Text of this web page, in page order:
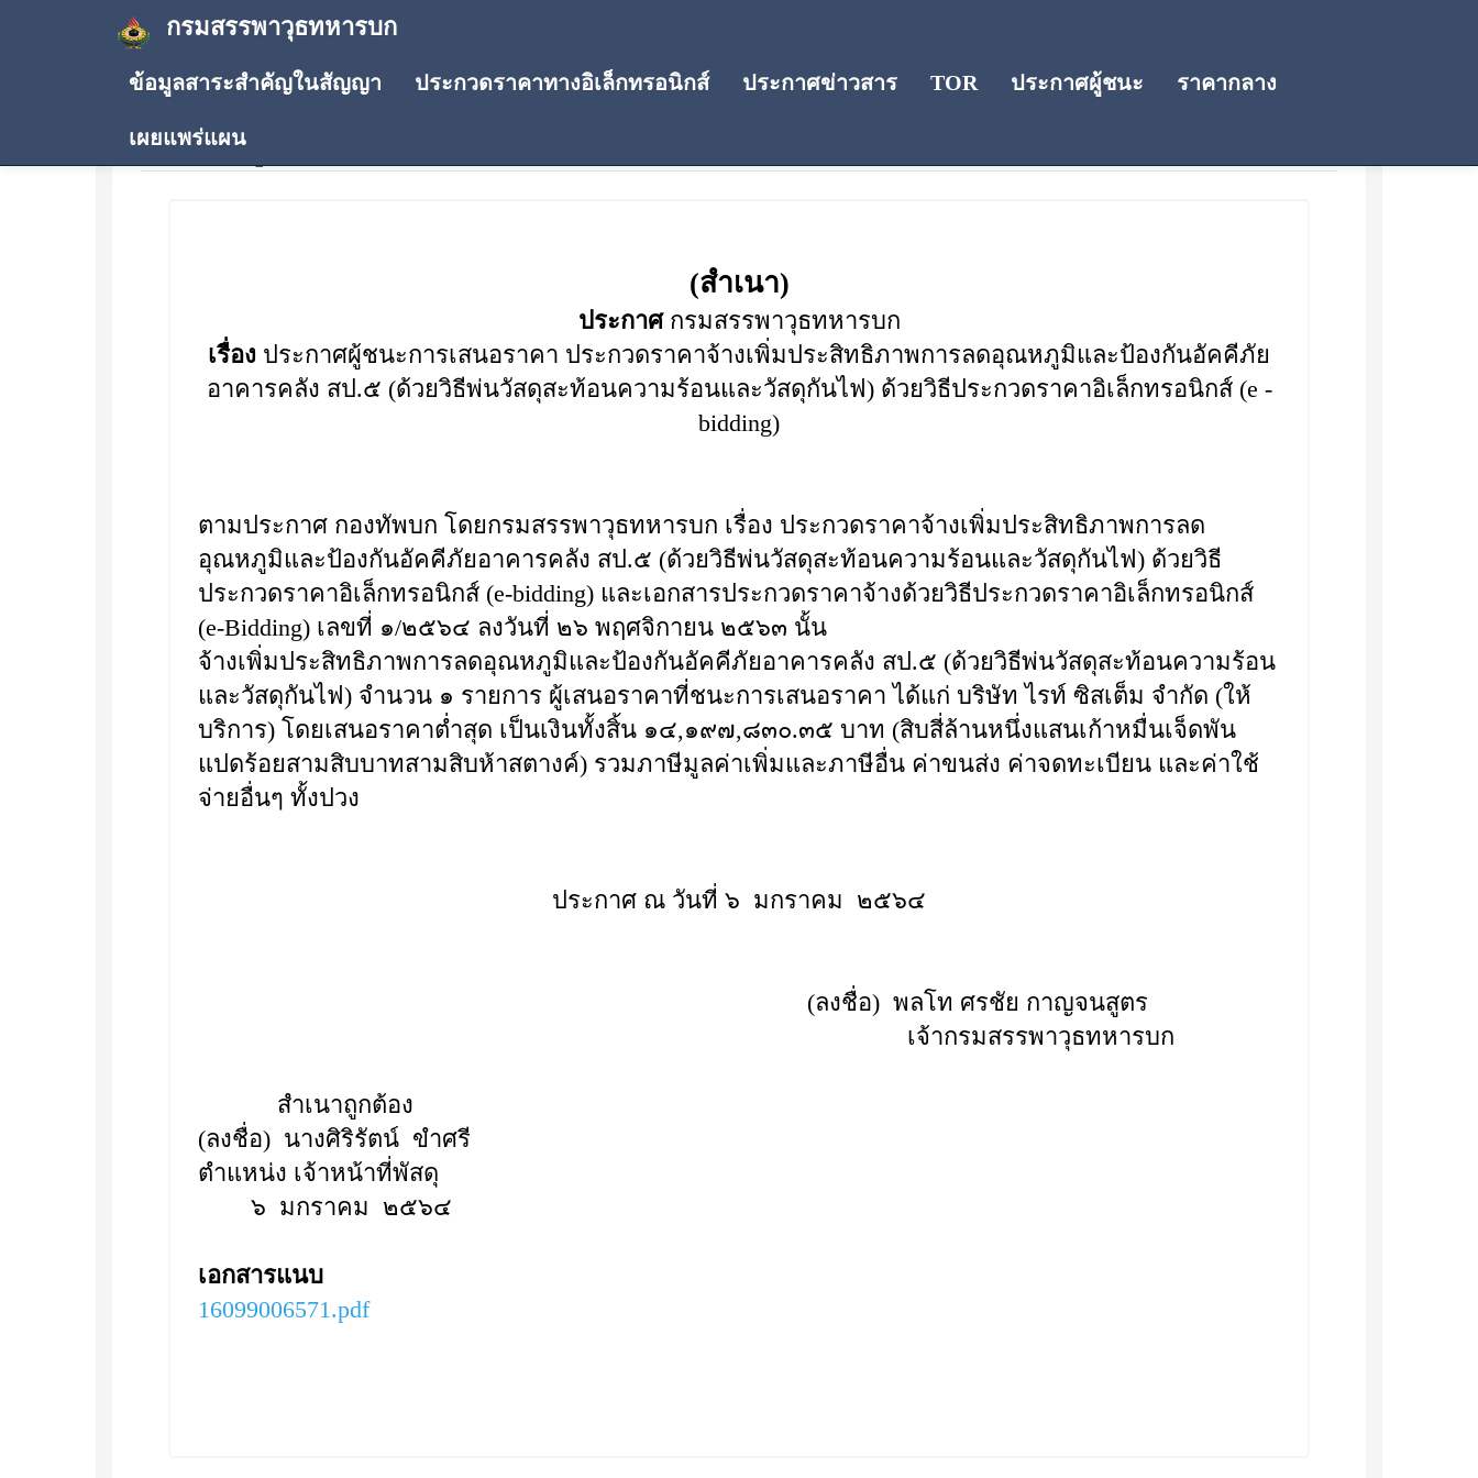
กรมสรรพาวุธทหารบก
ข้อมูลสาระสำคัญในสัญญา ประกวดราคาทางอิเล็กทรอนิกส์ ประกาศข่าวสาร TOR ประกาศผู้ชนะ ราคากลาง
เผยแพร่แผน
ประกาศผู้ชนะการเสนอราคา
(สำเนา)
ประกาศกรมสรรพาวุธทหารบก
เรื่อง ประกาศผู้ชนะการเสนอราคา ประกวดราคาจ้างเพิ่มประสิทธิภาพการลดอุณหภูมิและป้องกันอัคคีภัย
อาคารคลัง สป.๕ (ด้วยวิธีพ่นวัสดุสะท้อนความร้อนและวัสดุกันไฟ) ด้วยวิธีประกวดราคาอิเล็กทรอนิกส์ (e -
bidding)
ตามประกาศ กองทัพบก โดยกรมสรรพาวุธทหารบก เรื่อง ประกวดราคาจ้างเพิ่มประสิทธิภาพการลด
อุณหภูมิและป้องกันอัคคีภัยอาคารคลัง สป.๕ (ด้วยวิธีพ่นวัสดุสะท้อนความร้อนและวัสดุกันไฟ) ด้วยวิธี
ประกวดราคาอิเล็กทรอนิกส์ (e-bidding) และเอกสารประกวดราคาจ้างด้วยวิธีประกวดราคาอิเล็กทรอนิกส์
(e-Bidding) เลขที่ ๑/๒๕๖๔ ลงวันที่ ๒๖ พฤศจิกายน ๒๕๖๓ นั้น
จ้างเพิ่มประสิทธิภาพการลดอุณหภูมิและป้องกันอัคคีภัยอาคารคลัง สป.๕ (ด้วยวิธีพ่นวัสดุสะท้อนความร้อน
และวัสดุกันไฟ) จำนวน ๑ รายการ ผู้เสนอราคาที่ชนะการเสนอราคา ได้แก่ บริษัท ไรท์ ซิสเต็ม จำกัด (ให้
บริการ) โดยเสนอราคาต่ำสุด เป็นเงินทั้งสิ้น ๑๔,๑๙๗,๘๓๐.๓๕ บาท (สิบสี่ล้านหนึ่งแสนเก้าหมื่นเจ็ดพัน
แปดร้อยสามสิบบาทสามสิบห้าสตางค์) รวมภาษีมูลค่าเพิ่มและภาษีอื่น ค่าขนส่ง ค่าจดทะเบียน และค่าใช้
จ่ายอื่นๆ ทั้งปวง
ประกาศ ณ วันที่ ๖ มกราคม ๒๕๖๔
(ลงชื่อ) พลโท ศรชัย กาญจนสูตร
เจ้ากรมสรรพาวุธทหารบก
สำเนาถูกต้อง
(ลงชื่อ) นางศิริรัตน์ ขำศรี
ตำแหน่ง เจ้าหน้าที่พัสดุ
๖ มกราคม ๒๕๖๔
เอกสารแนบ
16099006571.pdf